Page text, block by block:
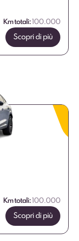
Km totali: 100.000
Scopri di più
Km totali: 100.000
Scopri di più